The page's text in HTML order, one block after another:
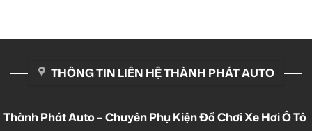
THÔNG TIN LIÊN HỆ THÀNH PHÁT AUTO
Thành Phát Auto – Chuyên Phụ Kiện Đồ Chơi Xe Hơi Ô Tô